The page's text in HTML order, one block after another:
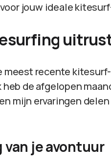
jouw ideale
meest recente
de afgelopen
mijn ervaringen
van je avontuur